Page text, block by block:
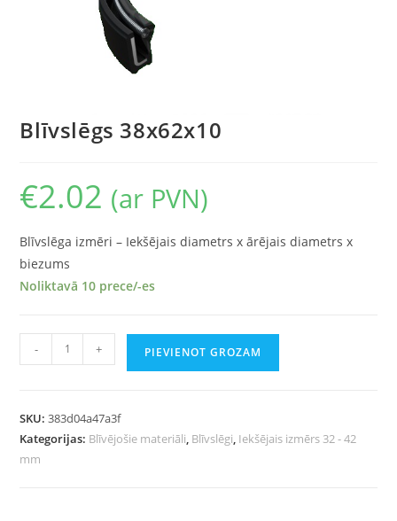
Blīvslēgs 38x62x10
€2.02 (ar PVN)
Blīvslēga izmēri – Iekšējais diametrs x ārējais diametrs x
biezums
Noliktavā 10 prece/-es
- + PIEVIENOT GROZAM
SKU:383d04a47a3f
Kategorijas: Blīvējošie materiāli, Blīvslēgi, Iekšējais izmērs 32 - 42
mm